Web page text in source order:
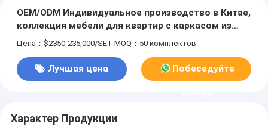
OEM/ODM Индивидуальное производство в Китае,
коллекция мебели для квартир с каркасом из
массива дерева, лучшая цена, индивидуальные
Цена：$2350-235,000/SET MOQ：50 комплектов
Лучшая цена Побеседуйте
Характер Продукции